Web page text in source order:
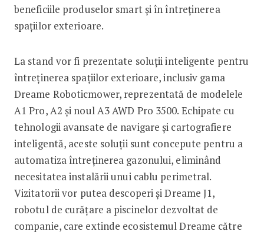
beneficiile produselor smart și în întreținerea
spațiilor exterioare.
La stand vor fi prezentate soluții inteligente pentru
întreținerea spațiilor exterioare, inclusiv gama
Dreame Roboticmower, reprezentată de modelele
A1 Pro, A2 și noul A3 AWD Pro 3500. Echipate cu
tehnologii avansate de navigare și cartografiere
inteligentă, aceste soluții sunt concepute pentru a
automatiza întreținerea gazonului, eliminând
necesitatea instalării unui cablu perimetral.
Vizitatorii vor putea descoperi și Dreame J1,
robotul de curățare a piscinelor dezvoltat de
companie, care extinde ecosistemul Dreame către